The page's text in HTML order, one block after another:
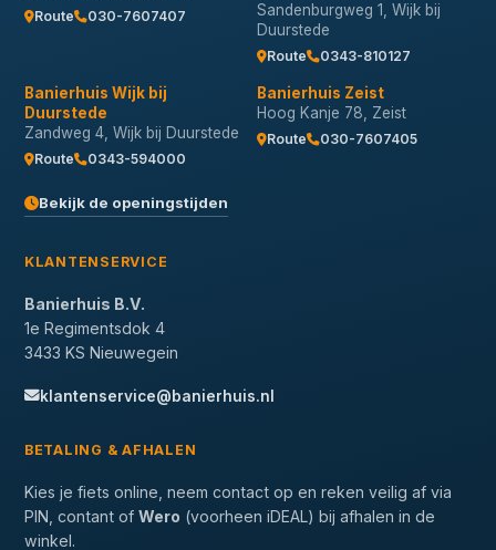
Route 030-7607407
Sandenburgweg 1, Wijk bij
Duurstede
Route 0343-810127
Banierhuis Wijk bij
Duurstede
Zandweg 4, Wijk bij Duurstede
Route 0343-594000
Banierhuis Zeist
Hoog Kanje 78, Zeist
Route 030-7607405
Bekijk de openingstijden
KLANTENSERVICE
Banierhuis B.V.
1e Regimentsdok 4
3433 KS Nieuwegein
klantenservice@banierhuis.nl
BETALING & AFHALEN
Kies je fiets online, neem contact op en reken veilig af via
PIN, contant of Wero (voorheen iDEAL) bij afhalen in de
winkel.